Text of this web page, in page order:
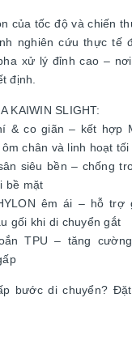
của tốc độ và chiến
nghiên cứu thực tế
xử lý đỉnh cao –
định.
KAIWIN SLIGHT:
& co giãn – kết hợp
chân và linh hoạt tối
siêu bền – chống
bề mặt
êm ái – hỗ trợ
gối khi di chuyển gắt
TPU – tăng
bước di chuyển?